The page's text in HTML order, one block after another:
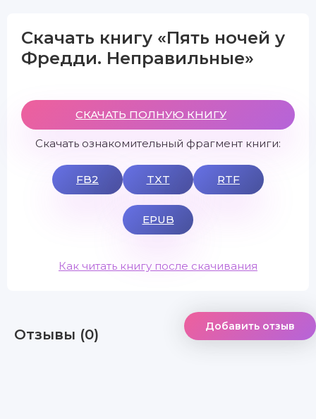
Скачать книгу «Пять ночей у
Фредди. Неправильные»
СКАЧАТЬ ПОЛНУЮ КНИГУ
Скачать ознакомительный фрагмент книги:
FB2 TXT RTF
EPUB
Как читать книгу после скачивания
Отзывы (0) Добавить отзыв